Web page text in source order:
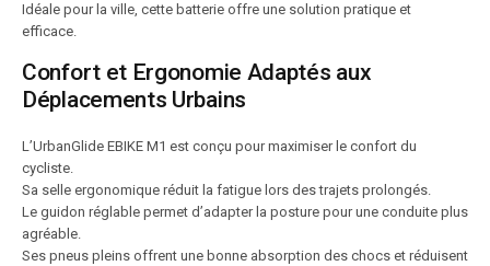
Idéale pour la ville, cette batterie offre une solution pratique et
efficace.
Confort et Ergonomie Adaptés aux
Déplacements Urbains
L’UrbanGlide EBIKE M1 est conçu pour maximiser le confort du
cycliste.
Sa selle ergonomique réduit la fatigue lors des trajets prolongés.
Le guidon réglable permet d’adapter la posture pour une conduite plus
agréable.
Ses pneus pleins offrent une bonne absorption des chocs et réduisent